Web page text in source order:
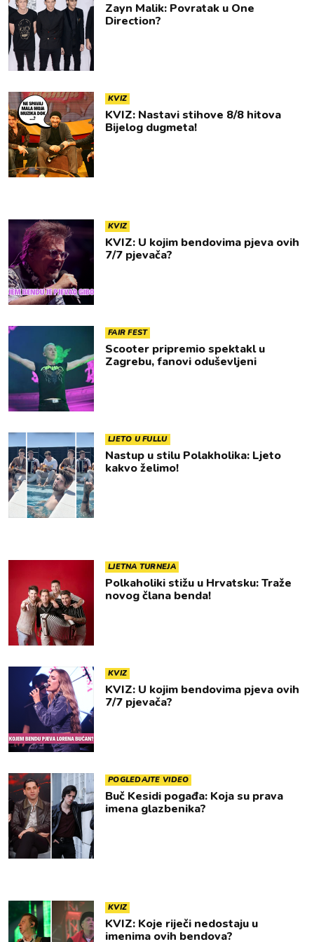
Zayn Malik: Povratak u One
Direction?
KVIZ
KVIZ: Nastavi stihove 8/8 hitova
Bijelog dugmeta!
KVIZ
KVIZ: U kojim bendovima pjeva ovih
7/7 pjevača?
FAIR FEST
Scooter pripremio spektakl u
Zagrebu, fanovi oduševljeni
LJETO U FULLU
Nastup u stilu Polakholika: Ljeto
kakvo želimo!
LJETNA TURNEJA
Polkaholiki stižu u Hrvatsku: Traže
novog člana benda!
KVIZ
KVIZ: U kojim bendovima pjeva ovih
7/7 pjevača?
POGLEDAJTE VIDEO
Buč Kesidi pogađa: Koja su prava
imena glazbenika?
KVIZ
KVIZ: Koje riječi nedostaju u
imenima ovih bendova?